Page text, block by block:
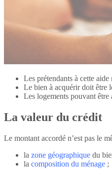
Les prétendants à cette aide
Le bien à acquérir doit être
Les logements pouvant être
La valeur du crédit
Le montant accordé n’est pas le
la zone géographique du
la composition du ménage ;